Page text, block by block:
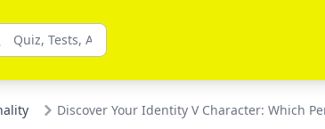
Discover Your Identity V Character: Which